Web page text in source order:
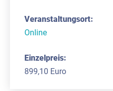
Online
899,10 Euro